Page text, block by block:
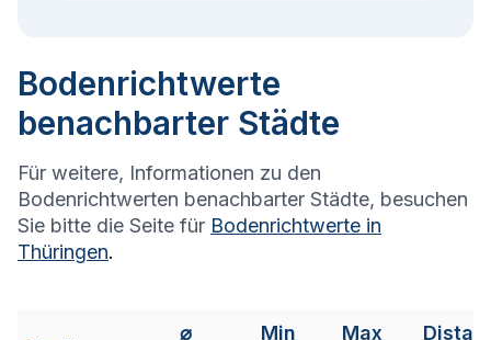
Bodenrichtwerte
benachbarter Städte
Für weitere, Informationen zu den
Bodenrichtwerten benachbarter Städte, besuchen
Sie bitte die Seite für Bodenrichtwerte in
Thüringen.
⌀
Min
Max